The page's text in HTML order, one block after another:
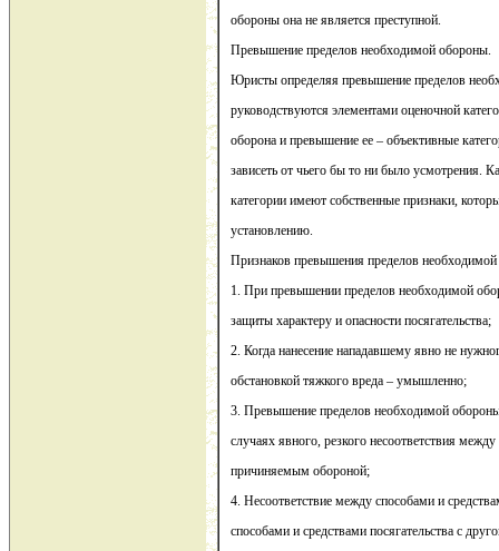
обороны она не является преступной.
Превышение пределов необходимой обороны.
Юристы определяя превышение пределов
руководствуются элементами оценочной
оборона и превышение ее – объективные
зависеть от чьего бы то ни было усмотрения.
категории имеют собственные признаки,
установлению.
Признаков превышения пределов необходимой
1. При превышении пределов необходимой
защиты характеру и опасности посягательства;
2. Когда нанесение нападавшему явно не
обстановкой тяжкого вреда – умышленно;
3. Превышение пределов необходимой
случаях явного, резкого несоответствия
причиняемым обороной;
4. Несоответствие между способами и
способами и средствами посягательства с